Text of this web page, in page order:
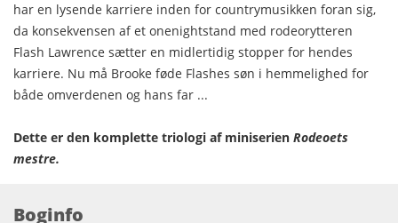
har en lysende karriere inden for countrymusikken foran sig,
da konsekvensen af et onenightstand med rodeorytteren
Flash Lawrence sætter en midlertidig stopper for hendes
karriere. Nu må Brooke føde Flashes søn i hemmelighed for
både omverdenen og hans far ...
Dette er den komplette triologi af miniserien Rodeoets
mestre.
Boginfo